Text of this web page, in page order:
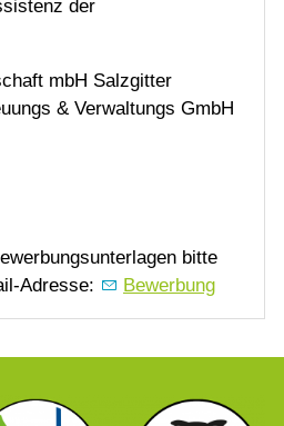
der
mbH Salzgitter
& Verwaltungs GmbH
bitte
Adresse:
Bewerbung